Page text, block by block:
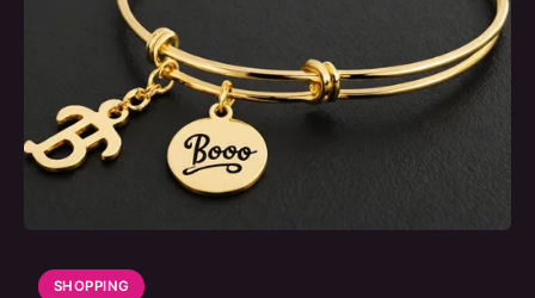
SHOPPING